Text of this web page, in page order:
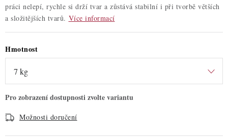
práci nelepí, rychle si drží tvar a zůstává stabilní i při tvorbě větších
a složitějších tvarů. Více informací
Hmotnost
Možnosti doručení